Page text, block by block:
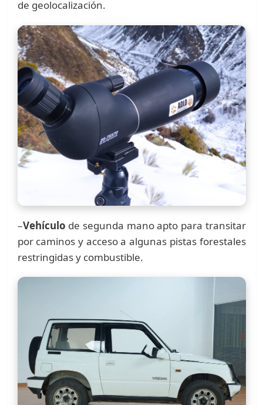
de geolocalización.
–Vehículo de segunda mano apto para transitar
por caminos y acceso a algunas pistas forestales
restringidas y combustible.